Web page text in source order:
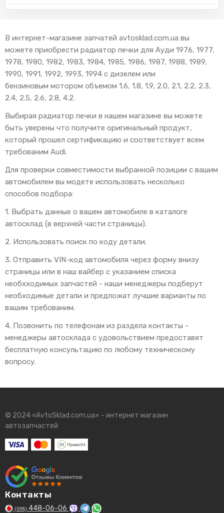
В интернет-магазине запчатей avtosklad.com.ua вы
можете приобрести радиатор печки для Ауди 1976, 1977,
1978, 1980, 1982, 1983, 1984, 1985, 1986, 1987, 1988, 1989,
1990, 1991, 1992, 1993, 1994 с дизелем или
бензиновым мотором объемом 1.6, 1.8, 1.9, 2.0, 2.1, 2.2, 2.3,
2.4, 2.5, 2.6, 2.8, 4.2.
Выбирая радиатор печки в нашем магазине вы можете
быть уверены что получите оригинальный продукт,
который прошел сертификацию и соответствует всем
требованим Audi.
Для проверки совместимости выбранной позиции с вашим
автомобилем вы модете использовать несколько
способов подбора:
1. Выбрать данные о вашем автомобиле в каталоге
автосклад (в верхней части страницы).
2. Использовать поиск по коду детали.
3. Отправить VIN-код автомобиля через форму внизу
страницы или в наш вайбер с указанием списка
необхходимых запчастей - наши менеджеры подберут
необходимые детали и предложат лучшие варианты по
вашим требованим.
4. Позвонить по телефонам из раздела контакты -
менеджеры автосклада с удовольствием предоставят
бесплатную консультацию по любому техническому
вопросу.
© 2024 «AvtoSklad.com.ua» - интернет магазин
автозапчастей
Контакты
(095) 448-06-06